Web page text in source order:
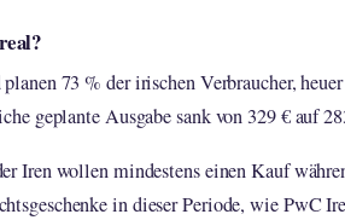
73 % der irischen Verbraucher,
geplante Ausgabe sank von 329 € auf
Iren wollen mindestens einen Kauf
in dieser Periode, wie PwC